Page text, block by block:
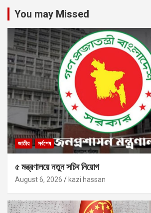
You may Missed
জাতীয় সর্বশেষ
৫ মন্ত্রণালয়ে নতুন সচিব নিয়োগ
August 6, 2026 kazi hassan